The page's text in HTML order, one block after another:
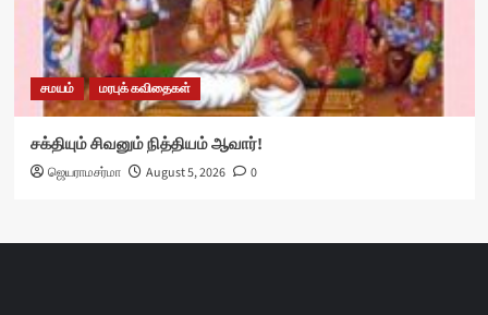
சமயம் மரபுக் கவிதைகள்
சக்தியும் சிவனும் நித்தியம் ஆவார்!
ஜெயராமசர்மா August 5, 2026 0